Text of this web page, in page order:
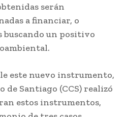
serán
a financiar, o
un positivo
este nuevo instrumento,
de Santiago (CCS) realizó
estos instrumentos,